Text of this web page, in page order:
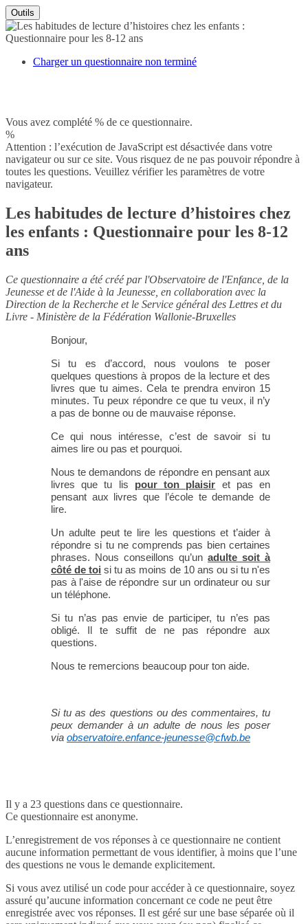
Outils
Charger un questionnaire non terminé
Vous avez complété % de ce questionnaire.
%
Attention : l’exécution de JavaScript est désactivée dans votre
navigateur ou sur ce site. Vous risquez de ne pas pouvoir répondre à
toutes les questions. Veuillez vérifier les paramètres de votre
navigateur.
Les habitudes de lecture d’histoires chez
les enfants : Questionnaire pour les 8-12
ans
Ce questionnaire a été créé par l'Observatoire de l'Enfance, de la
Jeunesse et de l'Aide à la Jeunesse, en collaboration avec la
Direction de la Recherche et le Service général des Lettres et du
Livre - Ministère de la Fédération Wallonie-Bruxelles
Bonjour,
Si tu es d’accord, nous voulons te poser
quelques questions à propos de la lecture et des
livres que tu aimes. Cela te prendra environ 15
minutes. Tu peux répondre ce que tu veux, il n’y
a pas de bonne ou de mauvaise réponse.
Ce qui nous intéresse, c’est de savoir si tu
aimes lire ou pas et pourquoi.
Nous te demandons de répondre en pensant aux
livres que tu lis pour ton plaisir et pas en
pensant aux livres que l’école te demande de
lire.
Un adulte peut te lire les questions et t’aider à
répondre si tu ne comprends pas bien certaines
phrases. Nous conseillons qu’un adulte soit à
côté de toi si tu as moins de 10 ans ou si tu n'es
pas à l'aise de répondre sur un ordinateur ou sur
un téléphone.
Si tu n’as pas envie de participer, tu n’es pas
obligé. Il te suffit de ne pas répondre aux
questions.
Nous te remercions beaucoup pour ton aide.
Si tu as des questions ou des commentaires, tu
peux demander à un adulte de nous les poser
via observatoire.enfance-jeunesse@cfwb.be
Il y a 23 questions dans ce questionnaire.
Ce questionnaire est anonyme.
L’enregistrement de vos réponses à ce questionnaire ne contient
aucune information permettant de vous identifier, à moins que l’une
des questions ne vous le demande explicitement.
Si vous avez utilisé un code pour accéder à ce questionnaire, soyez
assuré qu’aucune information concernant ce code ne peut être
enregistrée avec vos réponses. Il est géré sur une base séparée où il